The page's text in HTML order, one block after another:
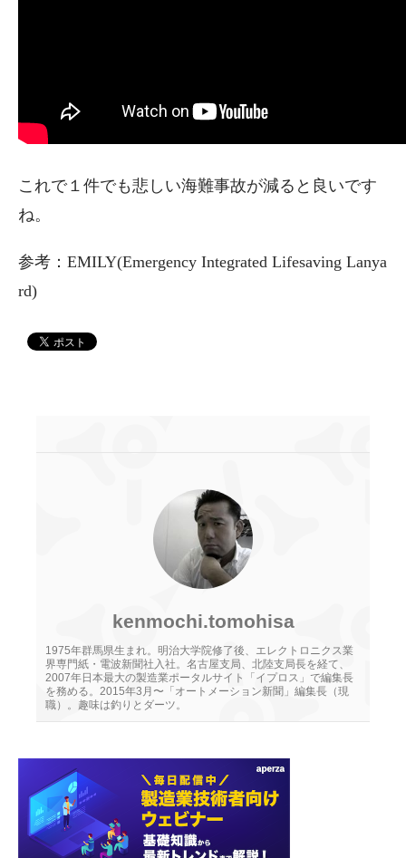
これで１件でも悲しい海難事故が減ると良いです
ね。
参考：EMILY(Emergency Integrated Lifesaving Lanya
rd)
kenmochi.tomohisa
1975年群馬県生まれ。明治大学院修了後、エレクトロニクス業
界専門紙・電波新聞社入社。名古屋支局、北陸支局長を経て、
2007年日本最大の製造業ポータルサイト「イプロス」で編集長
を務める。2015年3月〜「オートメーション新聞」編集長（現
職）。趣味は釣りとダーツ。